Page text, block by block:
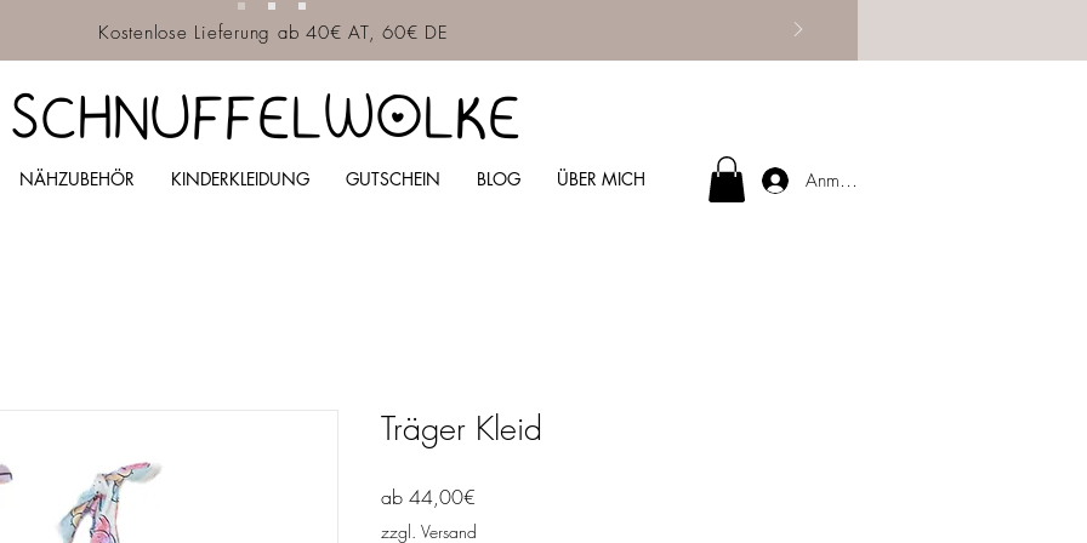
Kostenlose Lieferung ab 40€ AT, 60€ DE
SCHNUFFELWOLKE
NÄHZUBEHÖR KINDERKLEIDUNG GUTSCHEIN BLOG ÜBER MICH Anmelden
Träger Kleid
ab 44,00€
Preis
zzgl. Versand